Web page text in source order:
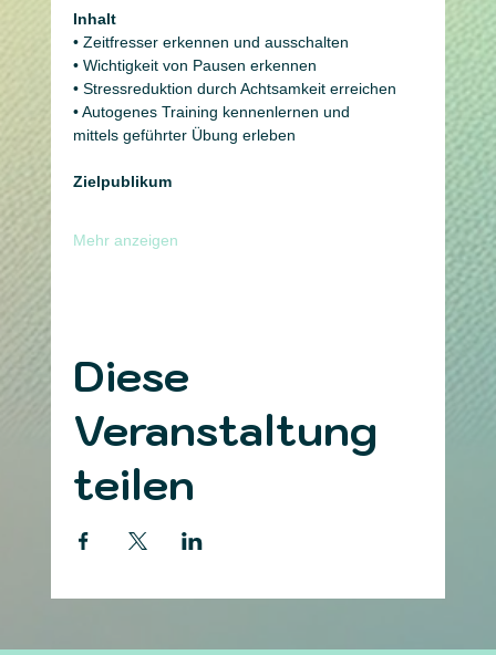
Inhalt
• Zeitfresser erkennen und ausschalten
• Wichtigkeit von Pausen erkennen
• Stressreduktion durch Achtsamkeit erreichen
• Autogenes Training kennenlernen und
mittels geführter Übung erleben
Zielpublikum
Mehr anzeigen
Diese
Veranstaltung
teilen